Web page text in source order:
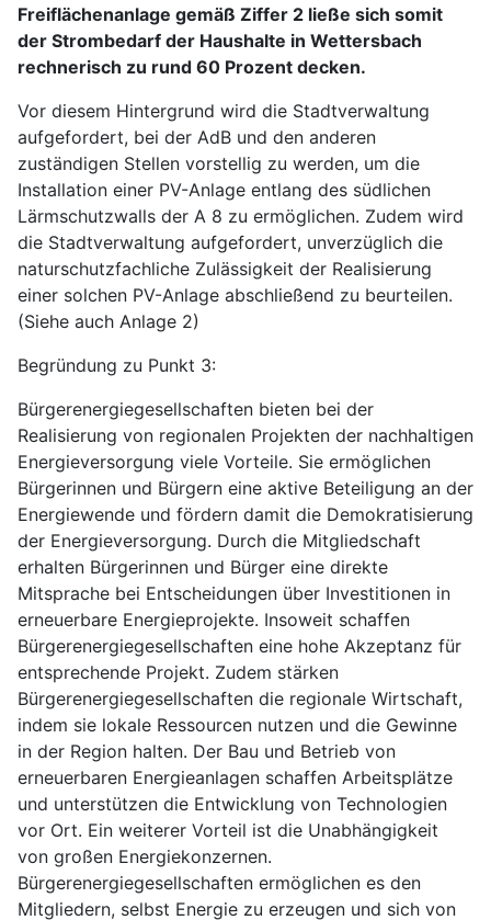
Freiflächenanlage gemäß Ziffer 2 ließe sich somit
der Strombedarf der Haushalte in Wettersbach
rechnerisch zu rund 60 Prozent decken.
Vor diesem Hintergrund wird die Stadtverwaltung
aufgefordert, bei der AdB und den anderen
zuständigen Stellen vorstellig zu werden, um die
Installation einer PV-Anlage entlang des südlichen
Lärmschutzwalls der A 8 zu ermöglichen. Zudem wird
die Stadtverwaltung aufgefordert, unverzüglich die
naturschutzfachliche Zulässigkeit der Realisierung
einer solchen PV-Anlage abschließend zu beurteilen.
(Siehe auch Anlage 2)
Begründung zu Punkt 3:
Bürgerenergiegesellschaften bieten bei der
Realisierung von regionalen Projekten der nachhaltigen
Energieversorgung viele Vorteile. Sie ermöglichen
Bürgerinnen und Bürgern eine aktive Beteiligung an der
Energiewende und fördern damit die Demokratisierung
der Energieversorgung. Durch die Mitgliedschaft
erhalten Bürgerinnen und Bürger eine direkte
Mitsprache bei Entscheidungen über Investitionen in
erneuerbare Energieprojekte. Insoweit schaffen
Bürgerenergiegesellschaften eine hohe Akzeptanz für
entsprechende Projekt. Zudem stärken
Bürgerenergiegesellschaften die regionale Wirtschaft,
indem sie lokale Ressourcen nutzen und die Gewinne
in der Region halten. Der Bau und Betrieb von
erneuerbaren Energieanlagen schaffen Arbeitsplätze
und unterstützen die Entwicklung von Technologien
vor Ort. Ein weiterer Vorteil ist die Unabhängigkeit
von großen Energiekonzernen.
Bürgerenergiegesellschaften ermöglichen es den
Mitgliedern, selbst Energie zu erzeugen und sich von